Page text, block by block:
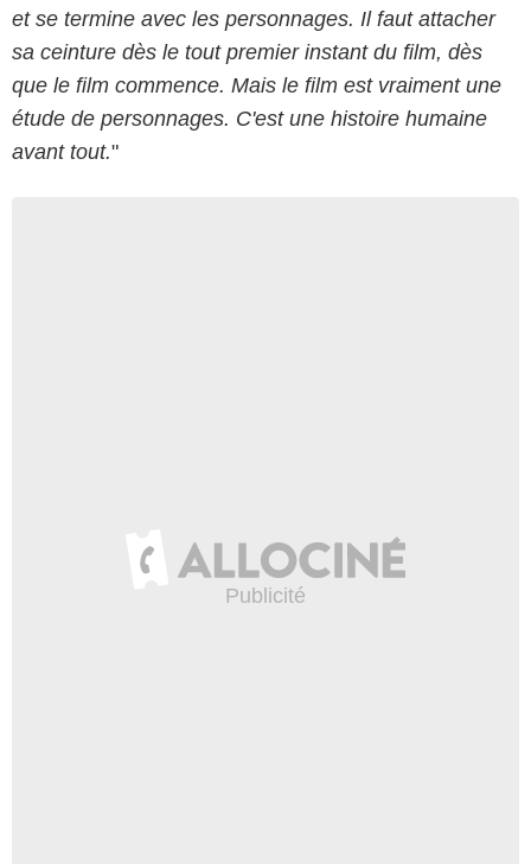
et se termine avec les personnages. Il faut attacher
sa ceinture dès le tout premier instant du film, dès
que le film commence. Mais le film est vraiment une
étude de personnages. C'est une histoire humaine
avant tout."